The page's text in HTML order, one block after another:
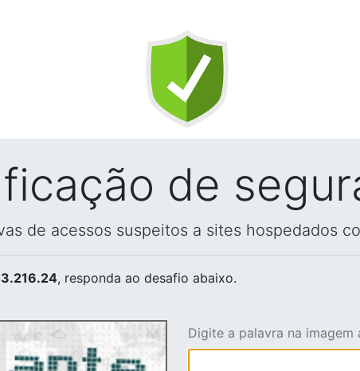
de
de acessos suspeitos a sites hospedados
, responda ao desafio abaixo.
Digite a palavra na